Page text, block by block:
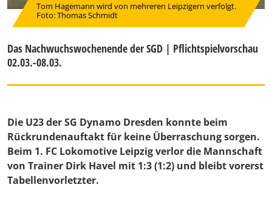
Tom Hagemann wird von mehreren Leipzigern verfolgt.
Foto: Thomas Schmidt
Das Nachwuchswochenende der SGD | Pflichtspielvorschau
02.03.-08.03.
Die U23 der SG Dynamo Dresden konnte beim
Rückrundenauftakt für keine Überraschung sorgen.
Beim 1. FC Lokomotive Leipzig verlor die Mannschaft
von Trainer Dirk Havel mit 1:3 (1:2) und bleibt vorerst
Tabellenvorletzter.